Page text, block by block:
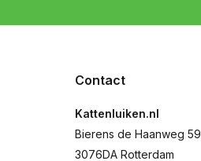
Contact
Kattenluiken.nl
Bierens de Haanweg 59
3076DA Rotterdam